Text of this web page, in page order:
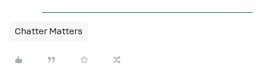
Chatter Matters